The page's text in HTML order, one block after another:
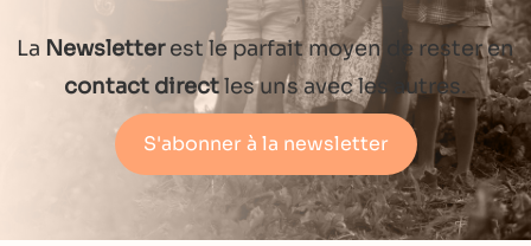
La Newsletterest le parfait moyen de rester en
contact directles uns avec les autres.
S'abonner à la newsletter